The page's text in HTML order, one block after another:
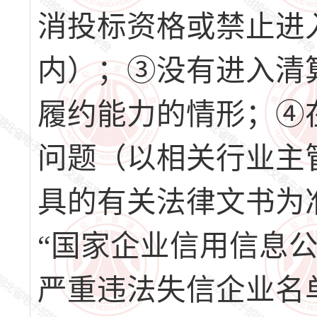
消投标资格或禁止
内）；③没有进入清
履约能力的情形；④
问题（以相关行业
具的有关法律文书
“国家企业信用信息
严重违法失信企业